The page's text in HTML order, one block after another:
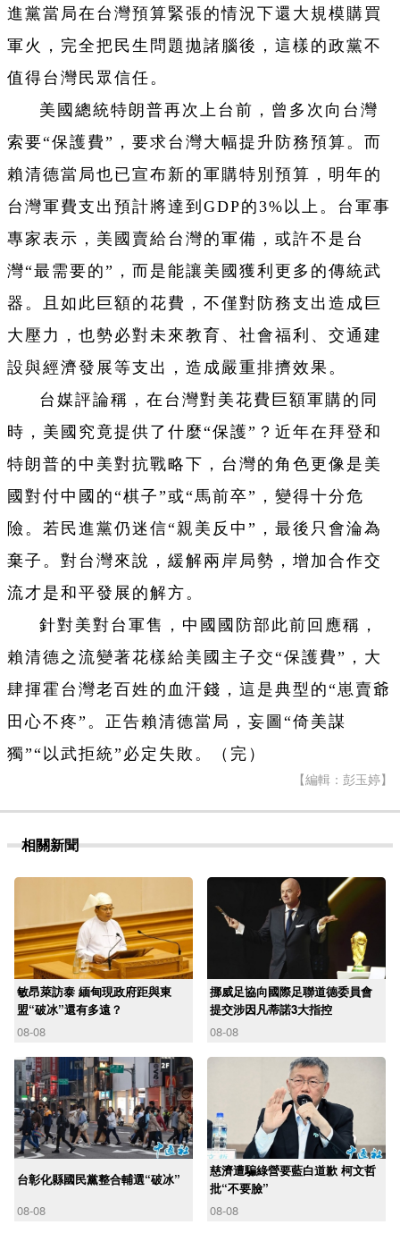
進黨當局在台灣預算緊張的情況下還大規模購買
軍火，完全把民生問題拋諸腦後，這樣的政黨不
值得台灣民眾信任。
美國總統特朗普再次上台前，曾多次向台灣
索要“保護費”，要求台灣大幅提升防務預算。而
賴清德當局也已宣布新的軍購特別預算，明年的
台灣軍費支出預計將達到GDP的3%以上。台軍事
專家表示，美國賣給台灣的軍備，或許不是台
灣“最需要的”，而是能讓美國獲利更多的傳統武
器。且如此巨額的花費，不僅對防務支出造成巨
大壓力，也勢必對未來教育、社會福利、交通建
設與經濟發展等支出，造成嚴重排擠效果。
台媒評論稱，在台灣對美花費巨額軍購的同
時，美國究竟提供了什麼“保護”？近年在拜登和
特朗普的中美對抗戰略下，台灣的角色更像是美
國對付中國的“棋子”或“馬前卒”，變得十分危
險。若民進黨仍迷信“親美反中”，最後只會淪為
棄子。對台灣來說，緩解兩岸局勢，增加合作交
流才是和平發展的解方。
針對美對台軍售，中國國防部此前回應稱，
賴清德之流變著花樣給美國主子交“保護費”，大
肆揮霍台灣老百姓的血汗錢，這是典型的“崽賣爺
田心不疼”。正告賴清德當局，妄圖“倚美謀
獨”“以武拒統”必定失敗。（完）
【編輯：彭玉婷】
相關新聞
敏昂萊訪泰 緬甸現政府距與東
盟“破冰”還有多遠？
08-08
挪威足協向國際足聯道德委員會
提交涉因凡蒂諾3大指控
08-08
台彰化縣國民黨整合輔選“破冰”
08-08
慈濟遭騙綠營要藍白道歉 柯文哲
批“不要臉”
08-08